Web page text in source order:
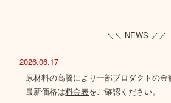
＼＼ NEWS ／／
2026.06.17
原材料の高騰により一部プロダクトの金
最新価格は料金表をご確認ください。